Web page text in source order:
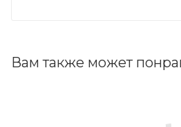
Вам также может